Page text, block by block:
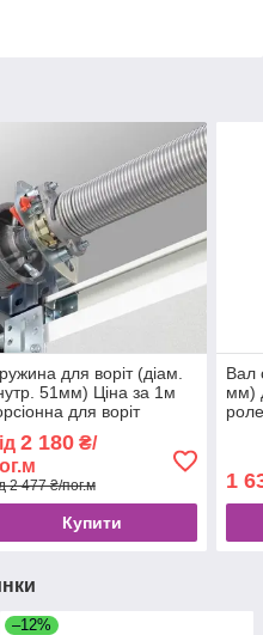
для воріт (діам.
51мм) Ціна за 1м
для воріт
наконечників
2 180₴/
2 477 ₴/пог.м
Купити
Вал
мм)
1
–12%